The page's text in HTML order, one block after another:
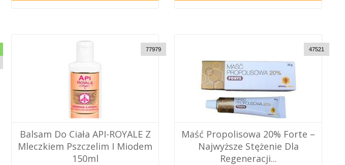
77979
Balsam Do Ciała API-ROYALE Z
Mleczkiem Pszczelim I Miodem
150ml
47521
Maść Propolisowa 20% Forte –
Najwyższe Stężenie Dla
Regeneracji...